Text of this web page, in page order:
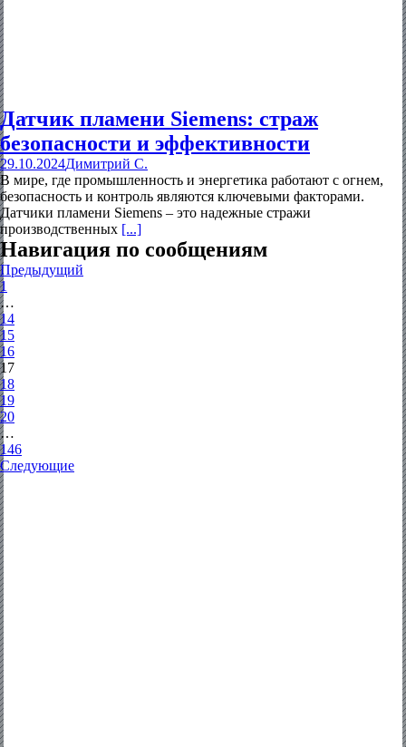
Датчик пламени Siemens: страж
безопасности и эффективности
29.10.2024Димитрий С.
В мире, где промышленность и энергетика работают с огнем,
безопасность и контроль являются ключевыми факторами.
Датчики пламени Siemens – это надежные стражи
производственных [...]
Навигация по сообщениям
Предыдущий
1
…
14
15
16
17
18
19
20
…
146
Следующие